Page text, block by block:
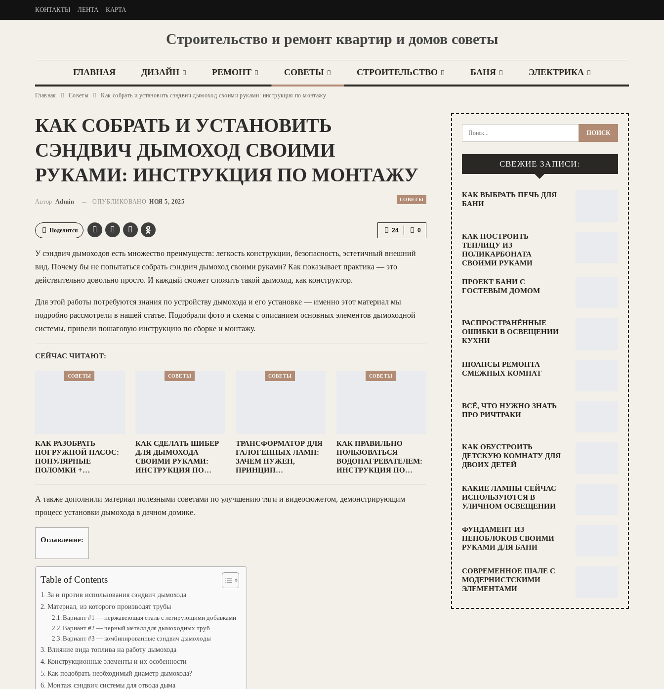
КОНТАКТЫ ЛЕНТА КАРТА
Строительство и ремонт квартир и домов советы
ГЛАВНАЯ ДИЗАЙН РЕМОНТ СОВЕТЫ СТРОИТЕЛЬСТВО БАНЯ ЭЛЕКТРИКА
Главная Советы Как собрать и установить сэндвич дымоход своими руками: инструкция по монтажу
КАК СОБРАТЬ И УСТАНОВИТЬ
СЭНДВИЧ ДЫМОХОД СВОИМИ
РУКАМИ: ИНСТРУКЦИЯ ПО МОНТАЖУ
СОВЕТЫ
Автор Admin ОПУБЛИКОВАНО НОЯ 5, 2025
0
24
Поделится
У сэндвич дымоходов есть множество преимуществ: легкость конструкции, безопасность, эстетичный внешний
вид. Почему бы не попытаться собрать сэндвич дымоход своими руками? Как показывает практика — это
действительно довольно просто. И каждый сможет сложить такой дымоход, как конструктор.
Для этой работы потребуются знания по устройству дымохода и его установке — именно этот материал мы
подробно рассмотрели в нашей статье. Подобрали фото и схемы с описанием основных элементов дымоходной
системы, привели пошаговую инструкцию по сборке и монтажу.
СЕЙЧАС ЧИТАЮТ:
СОВЕТЫ
КАК РАЗОБРАТЬ
ПОГРУЖНОЙ НАСОС:
ПОПУЛЯРНЫЕ
ПОЛОМКИ +…
СОВЕТЫ
КАК СДЕЛАТЬ ШИБЕР
ДЛЯ ДЫМОХОДА
СВОИМИ РУКАМИ:
ИНСТРУКЦИЯ ПО…
СОВЕТЫ
ТРАНСФОРМАТОР ДЛЯ
ГАЛОГЕННЫХ ЛАМП:
ЗАЧЕМ НУЖЕН,
ПРИНЦИП…
СОВЕТЫ
КАК ПРАВИЛЬНО
ПОЛЬЗОВАТЬСЯ
ВОДОНАГРЕВАТЕЛЕМ:
ИНСТРУКЦИЯ ПО…
А также дополнили материал полезными советами по улучшению тяги и видеосюжетом, демонстрирующим
процесс установки дымохода в дачном домике.
Оглавление:
Table of Contents
За и против использования сэндвич дымохода
Материал, из которого производят трубы
Вариант #1 — нержавеющая сталь с легирующими добавками
Вариант #2 — черный металл для дымоходных труб
Вариант #3 — комбинированные сэндвич дымоходы
Влияние вида топлива на работу дымохода
Конструкционные элементы и их особенности
Как подобрать необходимый диаметр дымохода?
Монтаж сэндвич системы для отвода дыма
СВЕЖИЕ ЗАПИСИ:
КАК ВЫБРАТЬ ПЕЧЬ ДЛЯ
БАНИ
КАК ПОСТРОИТЬ
ТЕПЛИЦУ ИЗ
ПОЛИКАРБОНАТА
СВОИМИ РУКАМИ
ПРОЕКТ БАНИ С
ГОСТЕВЫМ ДОМОМ
РАСПРОСТРАНЁННЫЕ
ОШИБКИ В ОСВЕЩЕНИИ
КУХНИ
НЮАНСЫ РЕМОНТА
СМЕЖНЫХ КОМНАТ
ВСЁ, ЧТО НУЖНО ЗНАТЬ
ПРО РИЧТРАКИ
КАК ОБУСТРОИТЬ
ДЕТСКУЮ КОМНАТУ ДЛЯ
ДВОИХ ДЕТЕЙ
КАКИЕ ЛАМПЫ СЕЙЧАС
ИСПОЛЬЗУЮТСЯ В
УЛИЧНОМ ОСВЕЩЕНИИ
ФУНДАМЕНТ ИЗ
ПЕНОБЛОКОВ СВОИМИ
РУКАМИ ДЛЯ БАНИ
СОВРЕМЕННОЕ ШАЛЕ С
МОДЕРНИСТСКИМИ
ЭЛЕМЕНТАМИ